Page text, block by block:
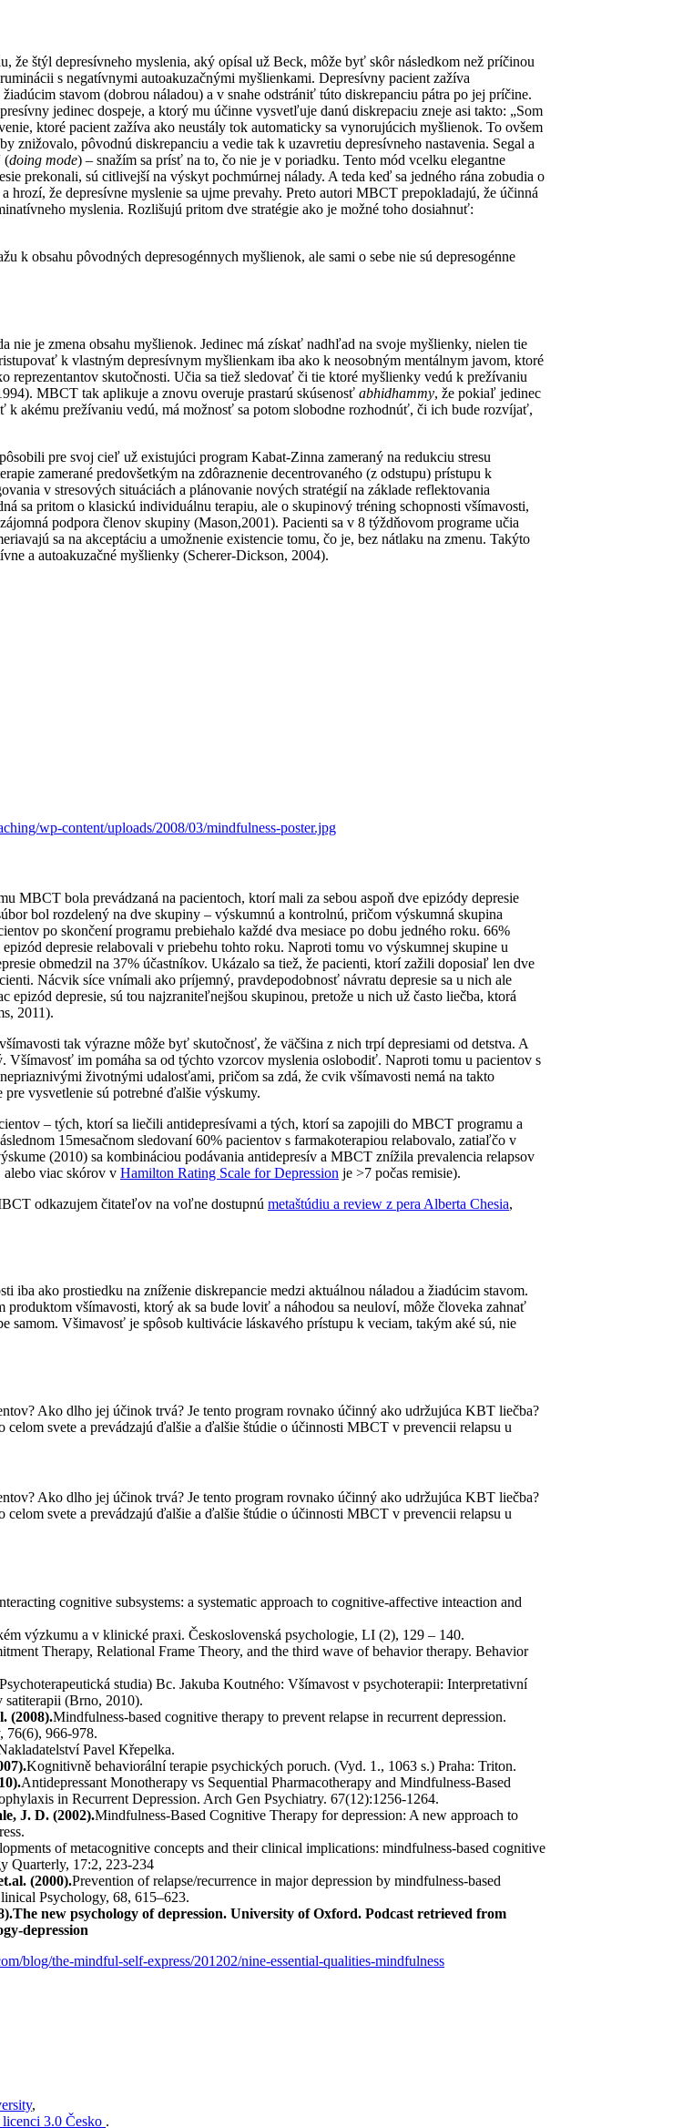
že štýl depresívneho myslenia, aký opísal už Beck, môže byť skôr následkom než príčinou
s negatívnymi autoakuzačnými myšlienkami. Depresívny pacient zažíva
stavom (dobrou náladou) a v snahe odstrániť túto diskrepanciu pátra po jej príčine.
jedinec dospeje, a ktorý mu účinne vysvetľuje danú diskrepaciu zneje asi takto: „Som
ktoré pacient zažíva ako neustály tok automaticky sa vynorujúcich myšlienok. To ovšem
znižovalo, pôvodnú diskrepanciu a vedie tak k uzavretiu depresívneho nastavenia. Segal a
(doing mode) – snažím sa prísť na to, čo nie je v poriadku. Tento mód vcelku elegantne
prekonali, sú citlivejší na výskyt pochmúrnej nálady. A teda keď sa jedného rána zobudia o
hrozí, že depresívne myslenie sa ujme prevahy. Preto autori MBCT prepokladajú, že účinná
myslenia. Rozlišujú pritom dve stratégie ako je možné toho dosiahnuť:
k obsahu pôvodných depresogénnych myšlienok, ale sami o sebe nie sú depresogénne
je zmena obsahu myšlienok. Jedinec má získať nadhľad na svoje myšlienky, nielen tie
k vlastným depresívnym myšlienkam iba ako k neosobným mentálnym javom, ktoré
reprezentantov skutočnosti. Učia sa tiež sledovať či tie ktoré myšlienky vedú k prežívaniu
MBCT tak aplikuje a znovu overuje prastarú skúsenosť abhidhammy, že pokiaľ jedinec
k akému prežívaniu vedú, má možnosť sa potom slobodne rozhodnúť, či ich bude rozvíjať,
pre svoj cieľ už existujúci program Kabat-Zinna zameraný na redukciu stresu
zamerané predovšetkým na zdôraznenie decentrovaného (z odstupu) prístupu k
v stresových situáciách a plánovanie nových stratégií na základe reflektovania
sa pritom o klasickú individuálnu terapiu, ale o skupinový tréning schopnosti všímavosti,
podpora členov skupiny (Mason,2001). Pacienti sa v 8 týždňovom programe učia
sa na akceptáciu a umožnenie existencie tomu, čo je, bez nátlaku na zmenu. Takýto
a autoakuzačné myšlienky (Scherer-Dickson, 2004).
wp-content/uploads/2008/03/mindfulness-poster.jpg
MBCT bola prevádzaná na pacientoch, ktorí mali za sebou aspoň dve epizódy depresie
bol rozdelený na dve skupiny – výskumnú a kontrolnú, pričom výskumná skupina
po skončení programu prebiehalo každé dva mesiace po dobu jedného roku. 66%
depresie relabovali v priebehu tohto roku. Naproti tomu vo výskumnej skupine u
obmedzil na 37% účastníkov. Ukázalo sa tiež, že pacienti, ktorí zažili doposiaľ len dve
Nácvik síce vnímali ako príjemný, pravdepodobnosť návratu depresie sa u nich ale
depresie, sú tou najzraniteľnejšou skupinou, pretože u nich už často liečba, ktorá
2011).
tak výrazne môže byť skutočnosť, že väčšina z nich trpí depresiami od detstva. A
Všímavosť im pomáha sa od týchto vzorcov myslenia oslobodiť. Naproti tomu u pacientov s
životnými udalosťami, pričom sa zdá, že cvik všímavosti nemá na takto
vysvetlenie sú potrebné ďalšie výskumy.
– tých, ktorí sa liečili antidepresívami a tých, ktorí sa zapojili do MBCT programu a
15mesačnom sledovaní 60% pacientov s farmakoterapiou relabovalo, zatiaľčo v
(2010) sa kombináciou podávania antidepresív a MBCT znížila prevalencia relapsov
alebo viac skórov v Hamilton Rating Scale for Depression je >7 počas remisie).
odkazujem čitateľov na voľne dostupnú metaštúdiu a review z pera Alberta Chesia,
iba ako prostiedku na zníženie diskrepancie medzi aktuálnou náladou a žiadúcim stavom.
všímavosti, ktorý ak sa bude loviť a náhodou sa neuloví, môže človeka zahnať
samom. Všimavosť je spôsob kultivácie láskavého prístupu k veciam, takým aké sú, nie
Ako dlho jej účinok trvá? Je tento program rovnako účinný ako udržujúca KBT liečba?
svete a prevádzajú ďalšie a ďalšie štúdie o účinnosti MBCT v prevencii relapsu u
Ako dlho jej účinok trvá? Je tento program rovnako účinný ako udržujúca KBT liečba?
svete a prevádzajú ďalšie a ďalšie štúdie o účinnosti MBCT v prevencii relapsu u
cognitive subsystems: a systematic approach to cognitive-affective inteaction and
výzkumu a v klinické praxi. Československá psychologie, LI (2), 129 – 140.
Therapy, Relational Frame Theory, and the third wave of behavior therapy. Behavior
studia) Bc. Jakuba Koutného: Všímavost v psychoterapii: Interpretativní
satiterapii (Brno, 2010).
(2008).Mindfulness-based cognitive therapy to prevent relapse in recurrent depression.
76(6), 966-978.
Pavel Křepelka.
Kognitivně behaviorální terapie psychických poruch. (Vyd. 1., 1063 s.) Praha: Triton.
Antidepressant Monotherapy vs Sequential Pharmacotherapy and Mindfulness-Based
in Recurrent Depression. Arch Gen Psychiatry. 67(12):1256-1264.
J. D. (2002).Mindfulness-Based Cognitive Therapy for depression: A new approach to
of metacognitive concepts and their clinical implications: mindfulness-based cognitive
Quarterly, 17:2, 223-234
(2000).Prevention of relapse/recurrence in major depression by mindfulness-based
Psychology, 68, 615–623.
new psychology of depression. University of Oxford. Podcast retrieved from
depression
blog/the-mindful-self-express/201202/nine-essential-qualities-mindfulness
,
3.0 Česko .